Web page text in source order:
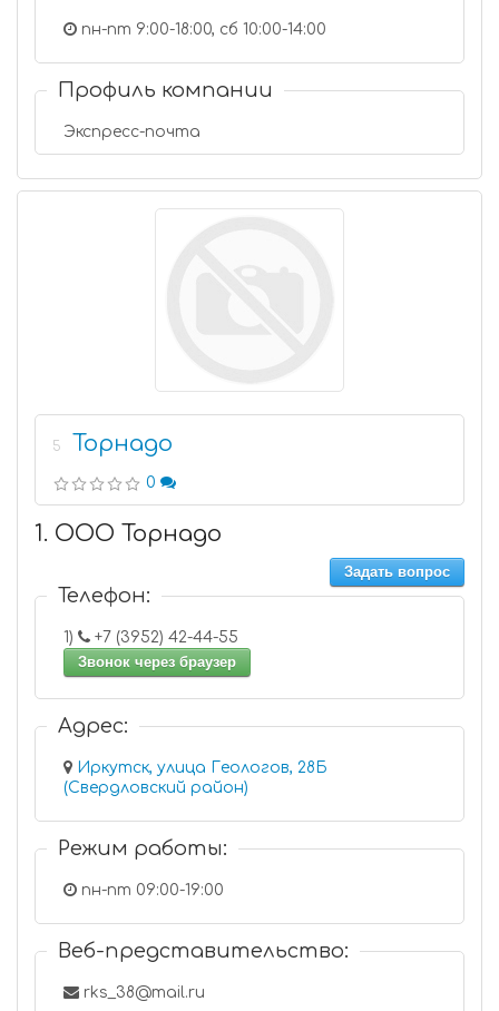
пн-пт 9:00-18:00, сб 10:00-14:00
Профиль компании
Экспресс-почта
5 Торнадо
0
1. ООО Торнадо
Задать вопрос
Телефон:
1)
+7 (3952) 42-44-55
Звонок через браузер
Адрес:
Иркутск, улица Геологов, 28Б
(Свердловский район)
Режим работы:
пн-пт 09:00-19:00
Веб-представительство:
rks_38@mail.ru